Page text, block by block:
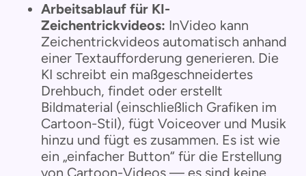
Arbeitsablauf für KI-
Zeichentrickvideos: InVideo kann
Zeichentrickvideos automatisch anhand
einer Textaufforderung generieren. Die
KI schreibt ein maßgeschneidertes
Drehbuch, findet oder erstellt
Bildmaterial (einschließlich Grafiken im
Cartoon-Stil), fügt Voiceover und Musik
hinzu und fügt es zusammen. Es ist wie
ein „einfacher Button“ für die Erstellung